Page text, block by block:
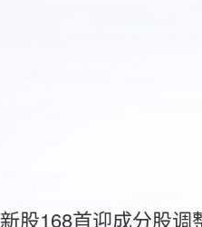
新股168首迎成分股调